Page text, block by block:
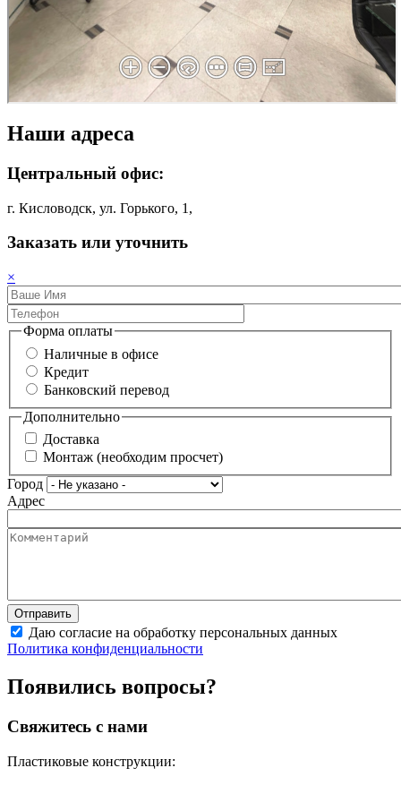
Наши адреса
Центральный офис:
г. Кисловодск, ул. Горького, 1,
Заказать или уточнить
×
Форма оплаты
Наличные в офисе
Кредит
Банковский перевод
Дополнительно
Доставка
Монтаж (необходим просчет)
Город
Адрес
Даю согласие на обработку персональных данных
Политика конфиденциальности
Появились вопросы?
Свяжитесь с нами
Пластиковые конструкции: